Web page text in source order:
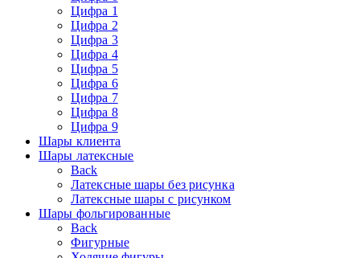
Цифра 1
Цифра 2
Цифра 3
Цифра 4
Цифра 5
Цифра 6
Цифра 7
Цифра 8
Цифра 9
Шары клиента
Шары латексные
Back
Латексные шары без рисунка
Латексные шары с рисунком
Шары фольгированные
Back
Фигурные